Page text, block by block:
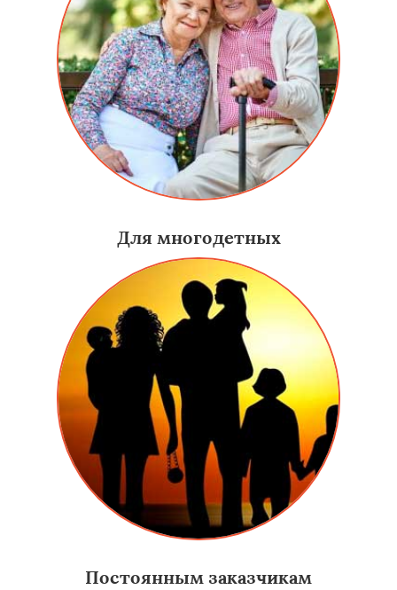
Для многодетных
Постоянным заказчикам